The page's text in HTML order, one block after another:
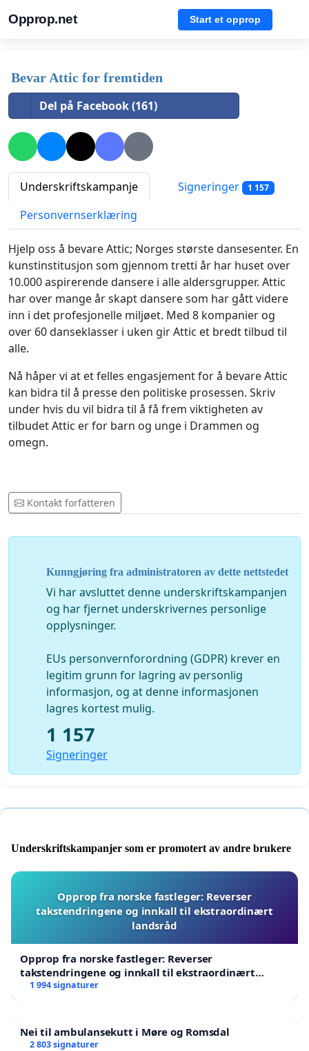
Opprop.net Start et opprop
Bevar Attic for fremtiden
Del på Facebook (161)
Underskriftskampanje Signeringer 1 157
Personvernserklæring
Hjelp oss å bevare Attic; Norges største dansesenter. En
kunstinstitusjon som gjennom tretti år har huset over
10.000 aspirerende dansere i alle aldersgrupper. Attic
har over mange år skapt dansere som har gått videre
inn i det profesjonelle miljøet. Med 8 kompanier og
over 60 danseklasser i uken gir Attic et bredt tilbud til
alle.
Nå håper vi at et felles engasjement for å bevare Attic
kan bidra til å presse den politiske prosessen. Skriv
under hvis du vil bidra til å få frem viktigheten av
tilbudet Attic er for barn og unge i Drammen og
omegn.
Kontakt forfatteren
Kunngjøring fra administratoren av dette nettstedet
Vi har avsluttet denne underskriftskampanjen
og har fjernet underskrivernes personlige
opplysninger.
EUs personvernforordning (GDPR) krever en
legitim grunn for lagring av personlig
informasjon, og at denne informasjonen
lagres kortest mulig.
1 157
Signeringer
Underskriftskampanjer som er promotert av andre brukere
Opprop fra norske fastleger: Reverser
takstendringene og innkall til ekstraordinært
landsråd
Opprop fra norske fastleger: Reverser
takstendringene og innkall til ekstraordinært
landsråd
1 994 signaturer
Nei til ambulansekutt i Møre og Romsdal
2 803 signaturer